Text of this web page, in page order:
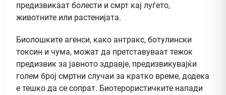
предизвикаат болести и смрт кај луѓето,
животните или растенијата.
Биолошките агенси, како антракс, ботулински
токсин и чума, можат да претставуваат тежок
предизвик за јавното здравје, предизвикувајќи
голем број смртни случаи за кратко време, додека
е тешко да се сопрат. Биотерористичките напади